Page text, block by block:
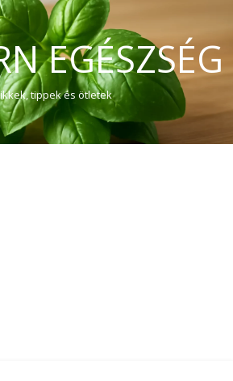
EGÉSZSÉG
tippek és ötletek